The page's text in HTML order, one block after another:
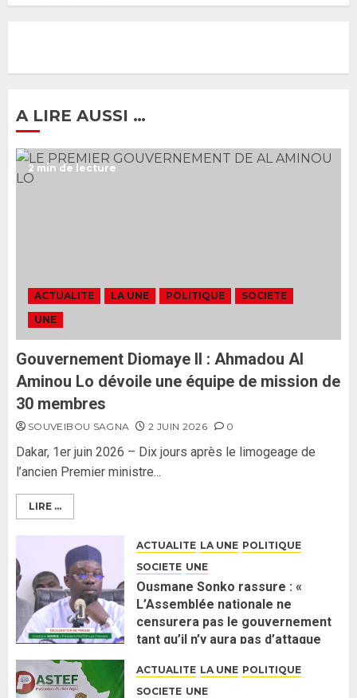
Ousmane Sonko rassure : «
3
gouvernement : PASTEF pose
A LIRE AUSSI …
2 min de lecture
ACTUALITE LA UNE POLITIQUE
SOCIETE
UNE
Gouvernement Diomaye II : Ahmadou Al
Aminou Lo dévoile une équipe de mission de
30 membres
SOUVEIBOU SAGNA 2 JUIN 2026 0
Dakar, 1er juin 2026 – Dix jours après le limogeage de
l’ancien Premier ministre...
LIRE ...
ACTUALITE LA UNE POLITIQUE
SOCIETE UNE
Ousmane Sonko rassure : «
L’Assemblée nationale ne
censurera pas le gouvernement
tant qu’il n’y aura pas d’attaque
2 JUIN 2026 0
ACTUALITE LA UNE POLITIQUE
SOCIETE UNE